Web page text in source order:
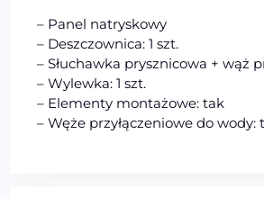
– Panel natryskowy
– Deszczownica: 1 szt.
– Słuchawka prysznicowa + wąż
– Wylewka: 1 szt.
– Elementy montażowe: tak
– Węże przyłączeniowe do wody: